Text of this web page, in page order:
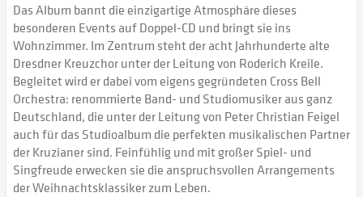
Das Album bannt die einzigartige Atmosphäre dieses
besonderen Events auf Doppel-CD und bringt sie ins
Wohnzimmer. Im Zentrum steht der acht Jahrhunderte alte
Dresdner Kreuzchor unter der Leitung von Roderich Kreile.
Begleitet wird er dabei vom eigens gegründeten Cross Bell
Orchestra: renommierte Band- und Studiomusiker aus ganz
Deutschland, die unter der Leitung von Peter Christian Feigel
auch für das Studioalbum die perfekten musikalischen Partner
der Kruzianer sind. Feinfühlig und mit großer Spiel- und
Singfreude erwecken sie die anspruchsvollen Arrangements
der Weihnachtsklassiker zum Leben.